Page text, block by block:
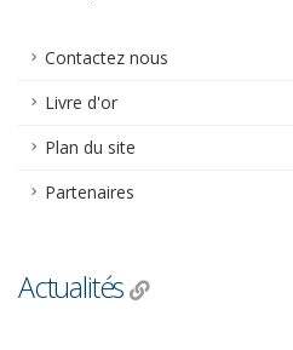
Contactez nous
Livre d'or
Plan du site
Partenaires
Actualités